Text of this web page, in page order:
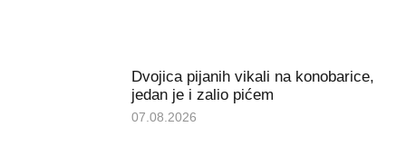
Dvojica pijanih vikali na konobarice,
jedan je i zalio pićem
07.08.2026